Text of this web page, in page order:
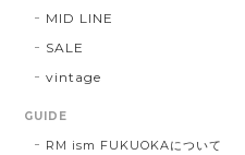
MID LINE
SALE
vintage
GUIDE
RM ism FUKUOKAについて